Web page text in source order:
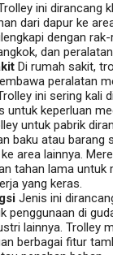
ini dirancang
dari dapur ke
dengan
dan
Di rumah sakit,
peralatan
ini sering kali
untuk keperluan
untuk pabrik
baku atau barang
area lainnya.
tahan lama untuk
yang keras.
Jenis ini
penggunaan di
lainnya. Trolley
berbagai fitur